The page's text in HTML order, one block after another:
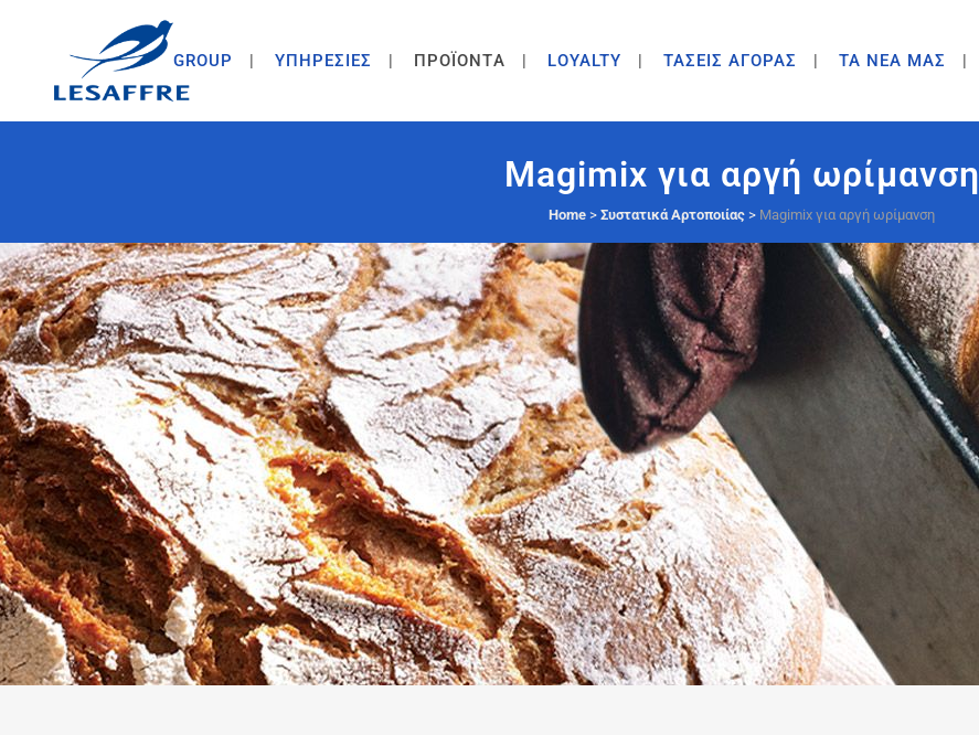
GROUP ΥΠΗΡΕΣΙΕΣ ΠΡΟΪΟΝΤA LOYALTY ΤΑΣΕΙΣ ΑΓΟΡΑΣ ΤΑ ΝΕΑ ΜΑΣ
Magimix για αργή ωρίμανση
Home > Συστατικά Αρτοποιίας > Magimix για αργή ωρίμανση